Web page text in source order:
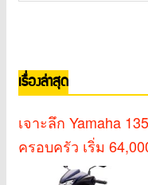
เรื่องล่าสุด
เจาะลึก Yamaha
ครอบครัว เริ่ม